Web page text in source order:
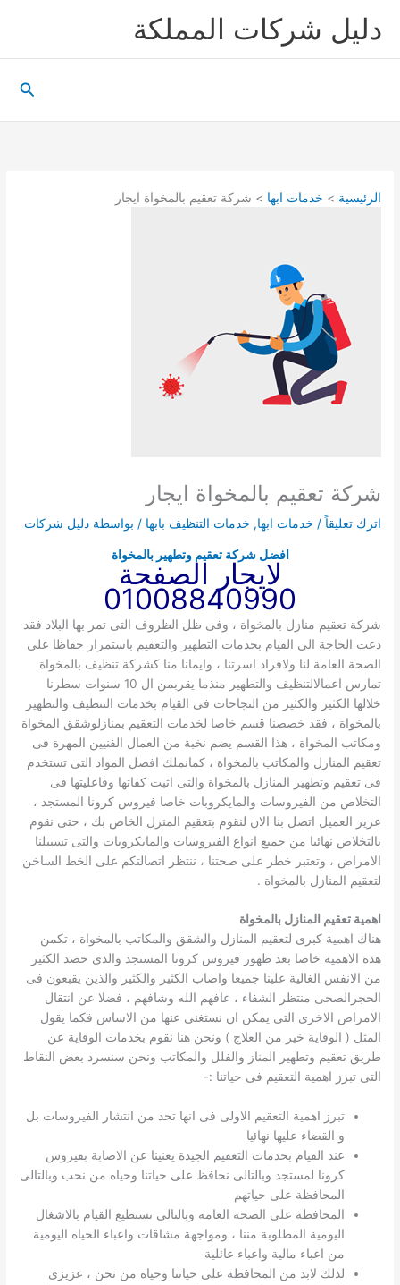
دليل شركات المملكة
الرئيسية خدمات ابها شركة تعقيم بالمخواة ايجار
شركة تعقيم بالمخواة ايجار
اترك تعليقاً / خدمات ابها, خدمات التنظيف بابها / بواسطة دليل شركات
افضل شركة تعقيم وتطهير بالمخواة
لايجار الصفحة
01008840990
شركة تعقيم منازل بالمخواة ، وفى ظل الظروف التى تمر بها البلاد فقد
دعت الحاجة الى القيام بخدمات التطهير والتعقيم باستمرار حفاظا على
الصحة العامة لنا ولافراد اسرتنا ، وايمانا منا كشركة تنظيف بالمخواة
تمارس اعمالالتنظيف والتطهير منذما يقربمن ال 10 سنوات سطرنا
خلالها الكثير والكثير من النجاحات فى القيام بخدمات التنظيف والتطهير
بالمخواة ، فقد خصصنا قسم خاصا لخدمات التعقيم بمنازلوشقق المخواة
ومكاتب المخواة ، هذا القسم يضم نخبة من العمال الفنيين المهرة فى
تعقيم المنازل والمكاتب بالمخواة ، كمانملك افضل المواد التى تستخدم
فى تعقيم وتطهير المنازل بالمخواة والتى اثبت كفاتها وفاعليتها فى
التخلاص من الفيروسات والمايكروبات خاصا فيروس كرونا المستجد ،
عزيز العميل اتصل بنا الان لنقوم بتعقيم المنزل الخاص بك ، حتى نقوم
بالتخلاص نهائيا من جميع انواع الفيروسات والمايكروبات والتى تسببلنا
الامراض ، وتعتبر خطر على صحتنا ، ننتظر اتصالتكم على الخط الساخن
لتعقيم المنازل بالمخواة .
اهمية تعقيم المنازل بالمخواة
هناك اهمية كبرى لتعقيم المنازل والشقق والمكاتب بالمخواة ، تكمن
هذة الاهمية خاصا بعد ظهور فيروس كرونا المستجد والذى حصد الكثير
من الانفس الغالية علينا جميعا واصاب الكثير والكثير والذين يقبعون فى
الحجرالصحى منتظر الشفاء ، عافهم الله وشافهم ، فضلا عن انتقال
الامراض الاخرى التى يمكن ان نستغنى عنها من الاساس فكما يقول
المثل ( الوقاية خير من العلاج ) ونحن هنا نقوم بخدمات الوقاية عن
طريق تعقيم وتطهير المناز والفلل والمكاتب ونحن سنسرد بعض النقاط
التى تبرز اهمية التعقيم فى حياتنا :-
تبرز اهمية التعقيم الاولى فى انها تحد من انتشار الفيروسات بل
و القضاء عليها نهائيا
عند القيام بخدمات التعقيم الجيدة يغنينا عن الاصابة بفيروس
كرونا لمستجد وبالتالى نحافظ على حياتنا وحياه من نحب وبالتالى
المحافظة على حياتهم
المحافظة على الصحة العامة وبالتالى نستطيع القيام بالاشغال
اليومية المطلوبة مننا ، ومواجهة مشاقات واعباء الحياه اليومية
من اعباء مالية واعباء عائلية
لذلك لابد من المحافظة على حياتنا وحياه من نحن ، عزيزى